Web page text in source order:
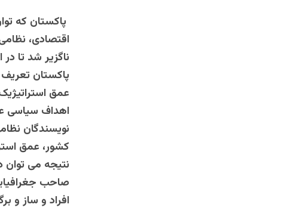
پاکستان که
اقتصادی،
ناگزیر شد تا
پاکستان تعریف
عمق
اهداف سیاسی
نویسندگان
کشور، عمق
نتیجه می توان
صاحب
افراد و ساز و